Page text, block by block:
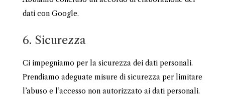
dati con Google.
6. Sicurezza
Ci impegniamo per la sicurezza dei dati personali.
Prendiamo adeguate misure di sicurezza per limitare
l’abuso e l’accesso non autorizzato ai dati personali.